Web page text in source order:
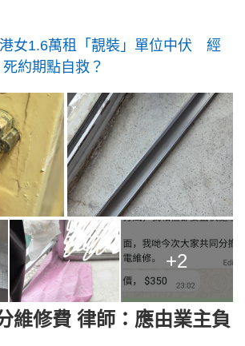
港女1.6萬租「靚裝」單位中伏 經
約期點自救？
+2
維修費 律師：應由業主負